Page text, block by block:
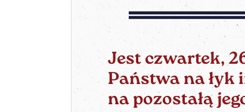
Jest czwartek,
Państwa na łyk
na pozostałą